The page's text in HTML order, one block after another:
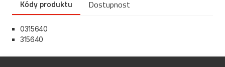
Kódy produktu Dostupnost
0315640
315640